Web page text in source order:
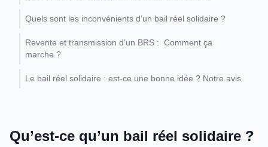
Quels sont les inconvénients d’un bail réel solidaire ?
Revente et transmission d’un BRS : Comment ça
marche ?
Le bail réel solidaire : est-ce une bonne idée ? Notre avis
Qu’est-ce qu’un bail réel solidaire ?